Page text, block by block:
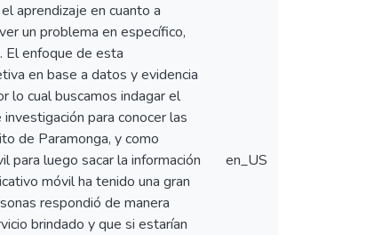
aprendizaje en cuanto a
un problema en específico,
El enfoque de esta
en base a datos y evidencia
lo cual buscamos indagar el
para conocer las
de Paramonga, y como
para luego sacar la información
móvil ha tenido una gran
respondió de manera
brindado y que si estarían
en_US